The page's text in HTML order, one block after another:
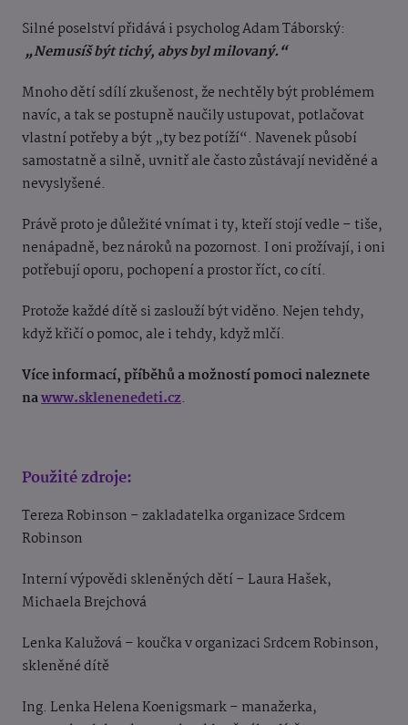
Silné poselství přidává i psycholog Adam Táborský:
„Nemusíš být tichý, abys byl milovaný.“
Mnoho dětí sdílí zkušenost, že nechtěly být problémem
navíc, a tak se postupně naučily ustupovat, potlačovat
vlastní potřeby a být „ty bez potíží“. Navenek působí
samostatně a silně, uvnitř ale často zůstávají neviděné a
nevyslyšené.
Právě proto je důležité vnímat i ty, kteří stojí vedle – tiše,
nenápadně, bez nároků na pozornost. I oni prožívají, i oni
potřebují oporu, pochopení a prostor říct, co cítí.
Protože každé dítě si zaslouží být viděno. Nejen tehdy,
když křičí o pomoc, ale i tehdy, když mlčí.
Více informací, příběhů a možností pomoci naleznete
nawww.sklenenedeti.cz.
Použité zdroje:
Tereza Robinson – zakladatelka organizace Srdcem
Robinson
Interní výpovědi skleněných dětí – Laura Hašek,
Michaela Brejchová
Lenka Kalužová – koučka v organizaci Srdcem Robinson,
skleněné dítě
Ing. Lenka Helena Koenigsmark – manažerka,